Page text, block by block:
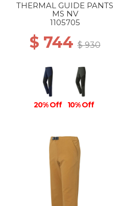
THERMAL GUIDE PANTS
MS NV
1105705
$ 744$ 930
20% Off 10% Off